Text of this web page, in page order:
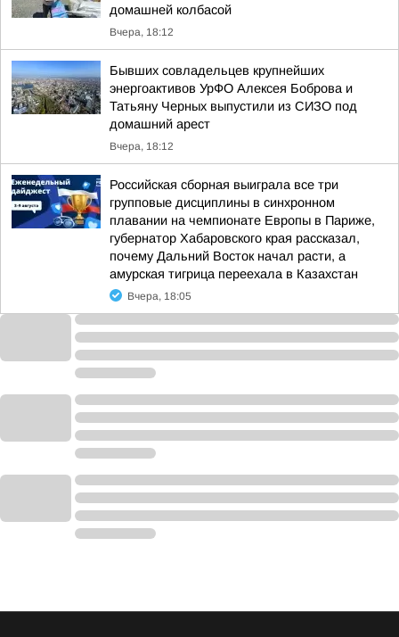
домашней колбасой
Вчера, 18:12
Бывших совладельцев крупнейших
энергоактивов УрФО Алексея Боброва и
Татьяну Черных выпустили из СИЗО под
домашний арест
Вчера, 18:12
Российская сборная выиграла все три
групповые дисциплины в синхронном
плавании на чемпионате Европы в Париже,
губернатор Хабаровского края рассказал,
почему Дальний Восток начал расти, а
амурская тигрица переехала в Казахстан
Вчера, 18:05